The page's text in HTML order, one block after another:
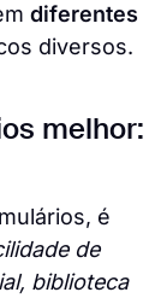
diferentes
diversos.
melhor:
é
de
biblioteca